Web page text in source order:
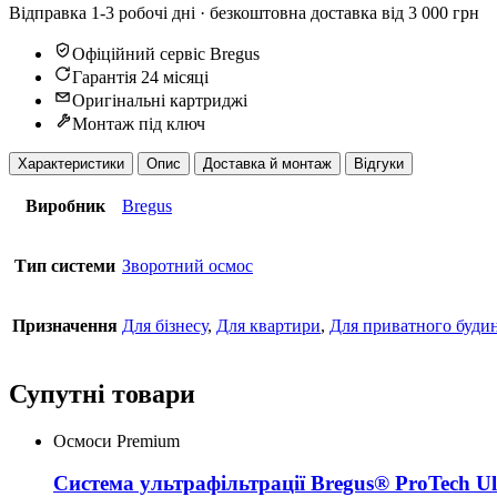
Відправка 1-3 робочі дні · безкоштовна доставка від 3 000 грн
Офіційний сервіс Bregus
Гарантія 24 місяці
Оригінальні картриджі
Монтаж під ключ
Характеристики Опис Доставка й монтаж Відгуки
Виробник Bregus
Тип системи Зворотний осмос
Призначення Для бізнесу, Для квартири, Для приватного
Супутні товари
Осмоси Premium
Система ультрафільтрації Bregus® ProTech